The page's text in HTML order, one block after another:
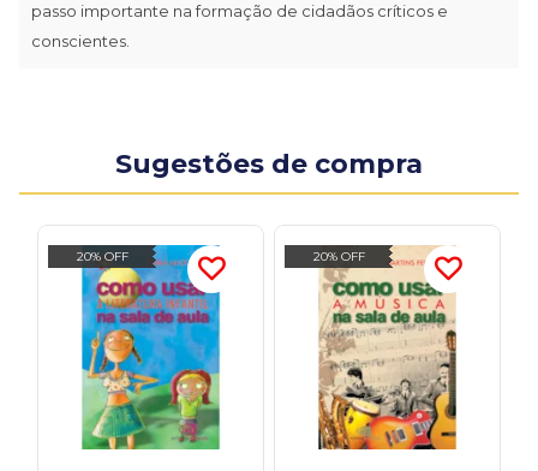
passo importante na formação de cidadãos críticos e
conscientes.
Sugestões de compra
20% OFF 20% OFF